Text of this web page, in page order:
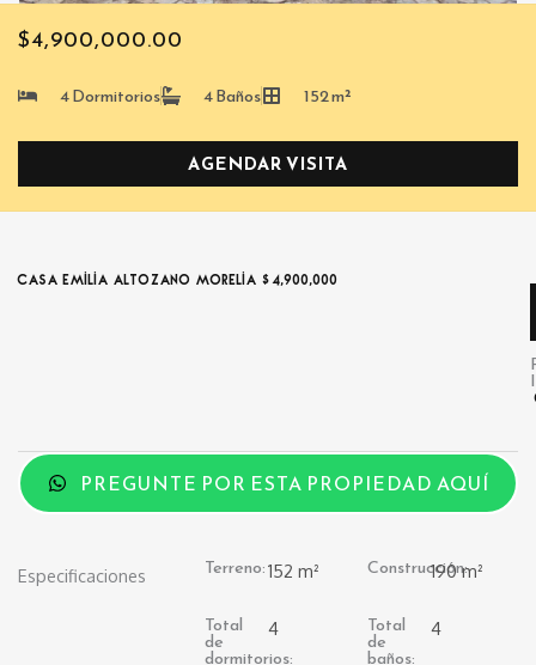
$4,900,000.00
4 Dormitorios 4 Baños 152 m²
AGENDAR VISITA
CASA EMILIA ALTOZANO MORELIA $4,900,000
PREGUNTE POR ESTA PROPIEDAD AQUÍ
Especificaciones Terreno:152 m²
Total
de
dormitorios:
4
Construcción:
190 m²
Total
de
baños:
4